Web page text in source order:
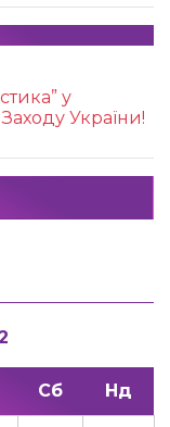
у
України!
Сб Нд